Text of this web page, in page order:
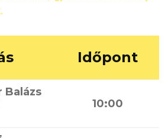
Időpont
Balázs
10:00